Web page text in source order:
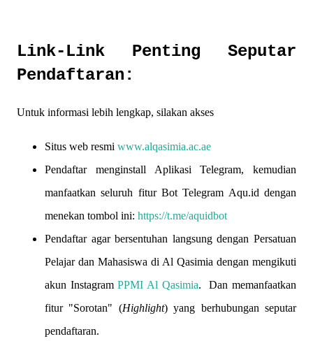
Link-Link Penting Seputar
Pendaftaran:
Untuk informasi lebih lengkap, silakan akses
Situs web resmi www.alqasimia.ac.ae
Pendaftar menginstall Aplikasi Telegram, kemudian
manfaatkan seluruh fitur Bot Telegram Aqu.id dengan
menekan tombol ini: https://t.me/aquidbot
Pendaftar agar bersentuhan langsung dengan Persatuan
Pelajar dan Mahasiswa di Al Qasimia dengan mengikuti
akun InstagramPPMI Al Qasimia. Dan memanfaatkan
fitur "Sorotan" (Highlight) yang berhubungan seputar
pendaftaran.